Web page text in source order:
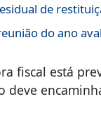
de
do ano
fiscal está
deve